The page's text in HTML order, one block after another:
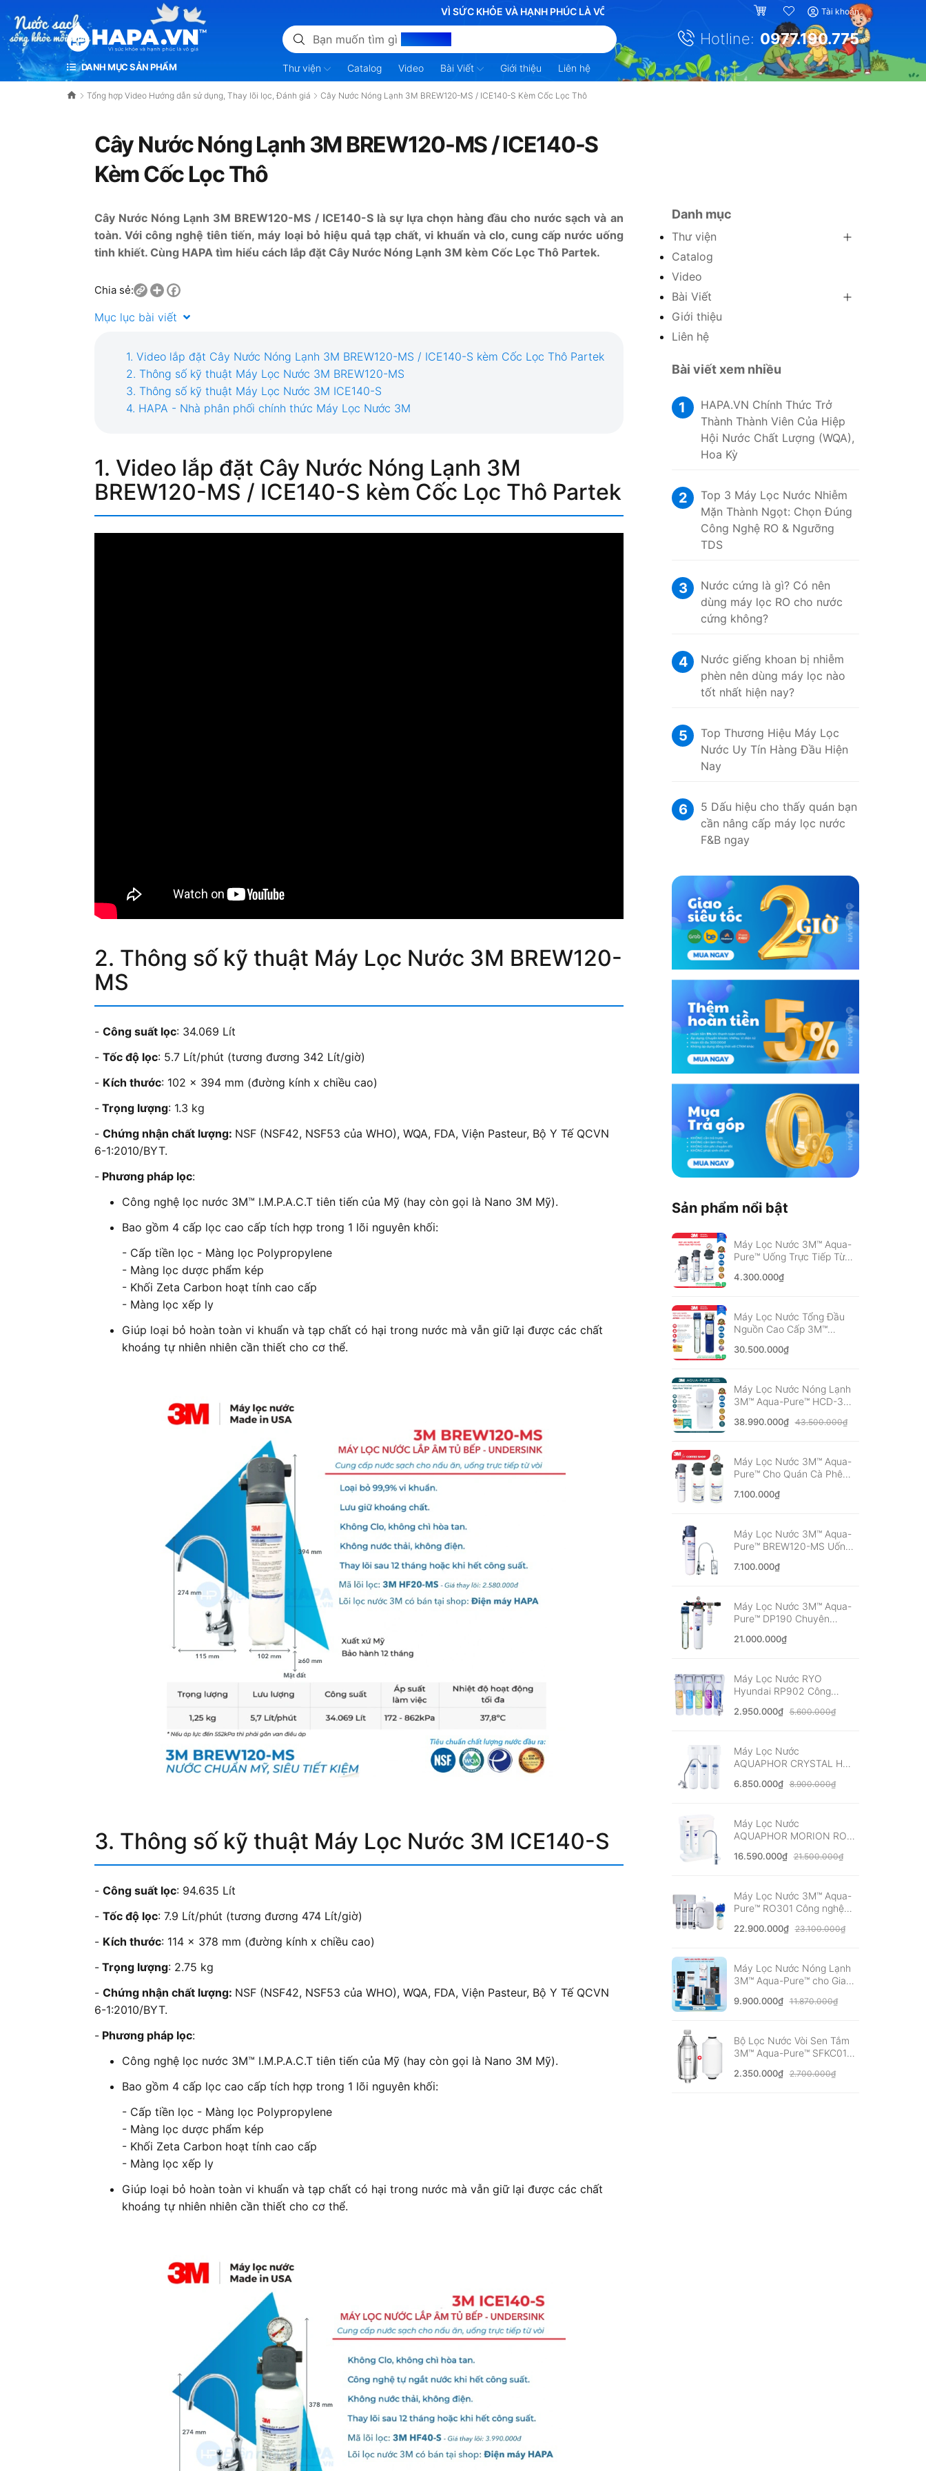
VÌ SỨC KHỎE VÀ HẠNH PHÚC LÀ VÔ GIÁ VÌ SỨC KHỎE VÀ HẠNH PHÚC LÀ VÔ GIÁ Tài khoản
Bạn muốn tìm gì hôm nay? Hotline: 0977.190.775
DANH MỤC SẢN PHẨM Thư viện Catalog Video Bài Viết Giới thiệu Liên hệ
Tổng hợp Video Hướng dẫn sử dụng, Thay lõi lọc, Đánh giá Cây Nước Nóng Lạnh 3M BREW120-MS / ICE140-S Kèm Cốc Lọc Thô
Cây Nước Nóng Lạnh 3M BREW120-MS / ICE140-S
Kèm Cốc Lọc Thô
Cây Nước Nóng Lạnh 3M BREW120-MS / ICE140-Slà sự lựa chọn hàng đầu cho nước sạch và an
toàn. Với công nghệ tiên tiến, máy loại bỏ hiệu quả tạp chất, vi khuẩn và clo, cung cấp nước uống
tinh khiết. Cùng HAPA tìm hiểu cách lắp đặt Cây Nước Nóng Lạnh 3M kèm Cốc Lọc Thô Partek.
Chia sẻ: Share
Mục lục bài viết
1. Video lắp đặt Cây Nước Nóng Lạnh 3M BREW120-MS / ICE140-S kèm Cốc Lọc Thô Partek
2. Thông số kỹ thuật Máy Lọc Nước 3M BREW120-MS
3. Thông số kỹ thuật Máy Lọc Nước 3M ICE140-S
4. HAPA - Nhà phân phối chính thức Máy Lọc Nước 3M
1. Video lắp đặt Cây Nước Nóng Lạnh 3M
BREW120-MS / ICE140-S kèm Cốc Lọc Thô Partek
2. Thông số kỹ thuật Máy Lọc Nước 3M BREW120-
MS
- Công suất lọc: 34.069 Lít
- Tốc độ lọc: 5.7 Lít/phút (tương đương 342 Lít/giờ)
- Kích thước: 102 x 394 mm (đường kính x chiều cao)
- Trọng lượng: 1.3 kg
- Chứng nhận chất lượng: NSF (NSF42, NSF53 của WHO), WQA, FDA, Viện Pasteur, Bộ Y Tế QCVN
6-1:2010/BYT.
- Phương pháp lọc:
Công nghệ lọc nước 3M™ I.M.P.A.C.T tiên tiến của Mỹ (hay còn gọi là Nano 3M Mỹ).
Bao gồm 4 cấp lọc cao cấp tích hợp trong 1 lõi nguyên khối:
- Cấp tiền lọc - Màng lọc Polypropylene
- Màng lọc dược phẩm kép
- Khối Zeta Carbon hoạt tính cao cấp
- Màng lọc xếp ly
Giúp loại bỏ hoàn toàn vi khuẩn và tạp chất có hại trong nước mà vẫn giữ lại được các chất
khoáng tự nhiên nhiên cần thiết cho cơ thể.
3. Thông số kỹ thuật Máy Lọc Nước 3M ICE140-S
- Công suất lọc: 94.635 Lít
- Tốc độ lọc: 7.9 Lít/phút (tương đương 474 Lít/giờ)
- Kích thước: 114 x 378 mm (đường kính x chiều cao)
- Trọng lượng: 2.75 kg
- Chứng nhận chất lượng: NSF (NSF42, NSF53 của WHO), WQA, FDA, Viện Pasteur, Bộ Y Tế QCVN
6-1:2010/BYT.
- Phương pháp lọc:
Công nghệ lọc nước 3M™ I.M.P.A.C.T tiên tiến của Mỹ (hay còn gọi là Nano 3M Mỹ).
Bao gồm 4 cấp lọc cao cấp tích hợp trong 1 lõi nguyên khối:
- Cấp tiền lọc - Màng lọc Polypropylene
- Màng lọc dược phẩm kép
- Khối Zeta Carbon hoạt tính cao cấp
- Màng lọc xếp ly
Giúp loại bỏ hoàn toàn vi khuẩn và tạp chất có hại trong nước mà vẫn giữ lại được các chất
khoáng tự nhiên nhiên cần thiết cho cơ thể.
Danh mục
Thư viện
Catalog
Video
Bài Viết
Giới thiệu
Liên hệ
Bài viết xem nhiều
1
HAPA.VN Chính Thức Trở
Thành Thành Viên Của Hiệp
Hội Nước Chất Lượng (WQA),
Hoa Kỳ
2
Top 3 Máy Lọc Nước Nhiễm
Mặn Thành Ngọt: Chọn Đúng
Công Nghệ RO & Ngưỡng
TDS
3
Nước cứng là gì? Có nên
dùng máy lọc RO cho nước
cứng không?
4
Nước giếng khoan bị nhiễm
phèn nên dùng máy lọc nào
tốt nhất hiện nay?
5
Top Thương Hiệu Máy Lọc
Nước Uy Tín Hàng Đầu Hiện
Nay
6
5 Dấu hiệu cho thấy quán bạn
cần nâng cấp máy lọc nước
F&B ngay
Sản phẩm nổi bật
Máy Lọc Nước 3M™ Aqua-
Pure™ Uống Trực Tiếp Từ
Nhập Khẩu Mỹ
4.300.000₫
Máy Lọc Nước Tổng Đầu
Nguồn Cao Cấp 3M™
Lọc Thô 3M 20" - Nhập
30.500.000₫
Máy Lọc Nước Nóng Lạnh
3M™ Aqua-Pure™ HCD-3C
mới nhất
38.990.000₫ 43.500.000₫
Máy Lọc Nước 3M™ Aqua-
Pure™ Cho Quán Cà Phê
Hàng - Nhập khẩu Mỹ
7.100.000₫
Máy Lọc Nước 3M™ Aqua-
Pure™ BREW120-MS Uống
Khẩu Mỹ
7.100.000₫
Máy Lọc Nước 3M™ Aqua-
Pure™ DP190 Chuyên
Hàng - Nhập Khẩu Mỹ
21.000.000₫
Máy Lọc Nước RYO
Hyundai RP902 Công
Quốc
2.950.000₫ 5.600.000₫
Máy Lọc Nước
AQUAPHOR CRYSTAL H
Khẩu Châu Âu
6.850.000₫ 8.900.000₫
Máy Lọc Nước
AQUAPHOR MORION RO-
Châu Âu
16.590.000₫ 21.500.000₫
Máy Lọc Nước 3M™ Aqua-
Pure™ RO301 Công nghệ
Nhập Khẩu Mỹ
22.900.000₫ 23.100.000₫
Máy Lọc Nước Nóng Lạnh
3M™ Aqua-Pure™ cho Gia
nhập khẩu Mỹ
9.900.000₫ 11.870.000₫
Bộ Lọc Nước Vòi Sen Tắm
3M™ Aqua-Pure™ SFKC01-
Đặt Dễ Dàng
2.350.000₫ 2.700.000₫